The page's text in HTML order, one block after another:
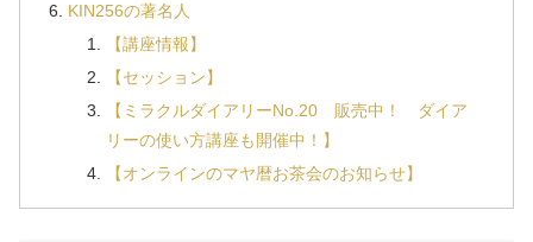
KIN256の著名人
【講座情報】
【セッション】
【ミラクルダイアリーNo.20 販売中！ ダイア
リーの使い方講座も開催中！】
【オンラインのマヤ暦お茶会のお知らせ】